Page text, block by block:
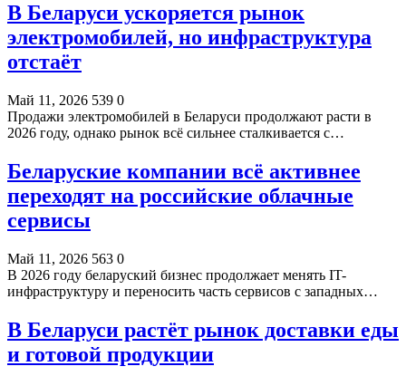
В Беларуси ускоряется рынок
электромобилей, но инфраструктура
отстаёт
Май 11, 2026 539 0
Продажи электромобилей в Беларуси продолжают расти в
2026 году, однако рынок всё сильнее сталкивается с…
Беларуские компании всё активнее
переходят на российские облачные
сервисы
Май 11, 2026 563 0
В 2026 году беларуский бизнес продолжает менять IT-
инфраструктуру и переносить часть сервисов с западных…
В Беларуси растёт рынок доставки еды
и готовой продукции